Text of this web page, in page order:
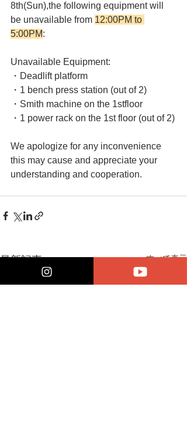
8th(Sun),the following equipment will
be unavailable from 12:00PM to
5:00PM:
Unavailable Equipment:
・Deadlift platform
・1 bench press station (out of 2)
・Smith machine on the 1stfloor
・1 power rack on the 1st floor (out of 2)
We apologize for any inconvenience
this may cause and appreciate your
understanding and cooperation.
最新記事 すべて表示